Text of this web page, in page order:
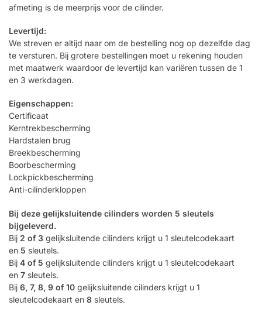
afmeting is de meerprijs voor de cilinder.
Levertijd:
We streven er altijd naar om de bestelling nog op dezelfde dag
te versturen. Bij grotere bestellingen moet u rekening houden
met maatwerk waardoor de levertijd kan variëren tussen de 1
en 3 werkdagen.
Eigenschappen:
Certificaat
Kerntrekbescherming
Hardstalen brug
Breekbescherming
Boorbescherming
Lockpickbescherming
Anti-cilinderkloppen
Bij deze gelijksluitende cilinders worden 5 sleutels
bijgeleverd.
Bij 2 of 3 gelijksluitende cilinders krijgt u 1 sleutelcodekaart
en 5 sleutels.
Bij 4 of 5 gelijksluitende cilinders krijgt u 1 sleutelcodekaart
en 7 sleutels.
Bij 6, 7, 8, 9 of 10 gelijksluitende cilinders krijgt u 1
sleutelcodekaart en 8 sleutels.